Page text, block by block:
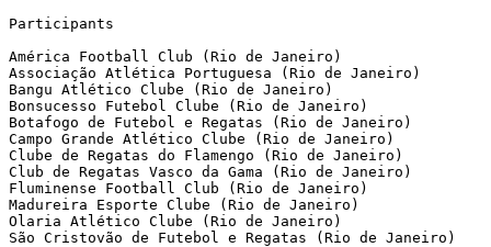
Participants
América Football Club (Rio de Janeiro)
Associação Atlética Portuguesa (Rio de Janeiro)
Bangu Atlético Clube (Rio de Janeiro)
Bonsucesso Futebol Clube (Rio de Janeiro)
Botafogo de Futebol e Regatas (Rio de Janeiro)
Campo Grande Atlético Clube (Rio de Janeiro)
Clube de Regatas do Flamengo (Rio de Janeiro)
Club de Regatas Vasco da Gama (Rio de Janeiro)
Fluminense Football Club (Rio de Janeiro)
Madureira Esporte Clube (Rio de Janeiro)
Olaria Atlético Clube (Rio de Janeiro)
São Cristovão de Futebol e Regatas (Rio de Janeiro)